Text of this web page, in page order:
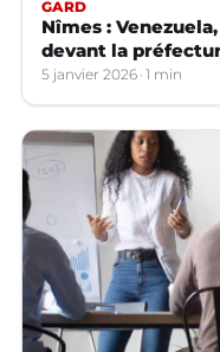
GARD
Nîmes :
devant la
5 janvier 2026 1 min